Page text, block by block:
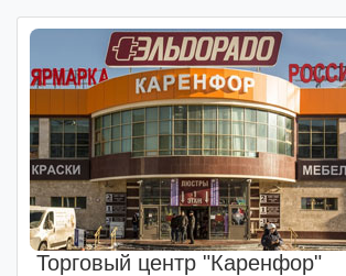
Торговый центр "Каренфор"